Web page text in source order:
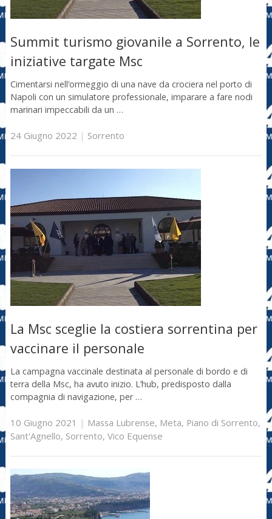
Summit turismo giovanile a Sorrento, le
iniziative targate Msc
Cimentarsi nell’ormeggio di una nave da crociera nel porto di
Napoli con un simulatore professionale, imparare a fare nodi
marinari impeccabili da un …
24 Giugno 2022 | Sorrento
La Msc sceglie la costiera sorrentina per
vaccinare il personale
La campagna vaccinale destinata al personale di bordo e di
terra della Msc, ha avuto inizio. L’hub, predisposto dalla
compagnia di navigazione, per …
10 Giugno 2021 | Massa Lubrense, Meta, Piano di Sorrento,
Sant'Agnello, Sorrento, Vico Equense